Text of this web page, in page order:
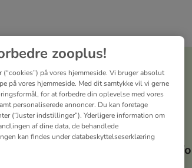
Dine
zooplus!
på vores hjemmeside. Vi bruger absolut
på vores hjemmeside. Med dit samtykke vil vi gerne
for at forbedre din oplevelse med vores
personaliserede annoncer. Du kan foretage
(“Juster indstillinger”). Yderligere information om
af ​​dine data, de behandlede
kan findes under databeskyttelseserklæring